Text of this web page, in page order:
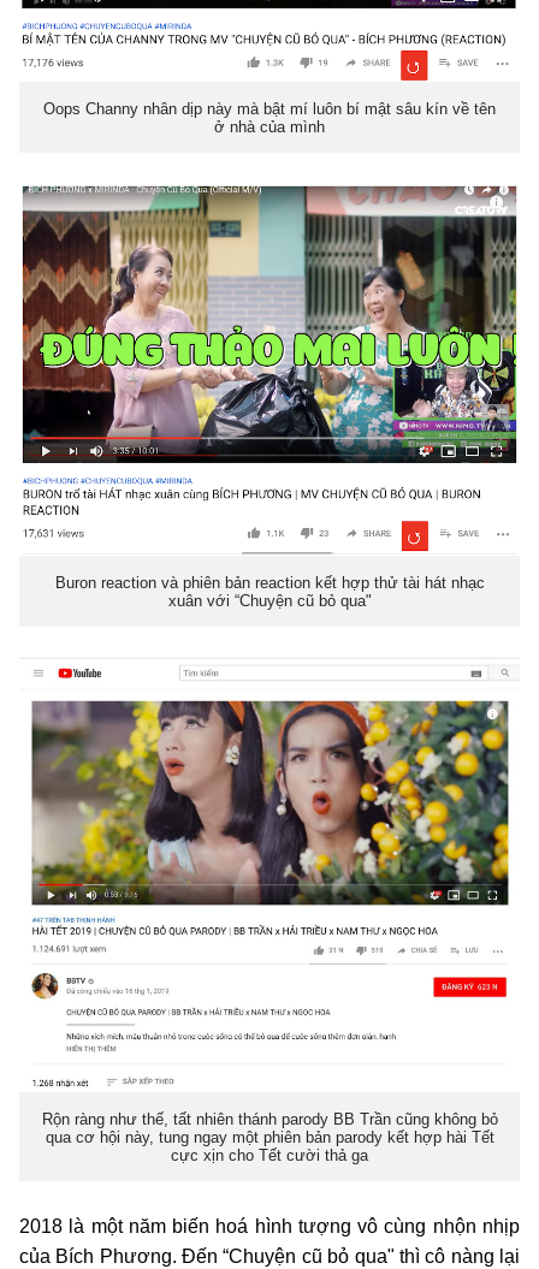
Oops Channy nhân dịp này mà bật mí luôn bí mật sâu kín về tên
ở nhà của mình
Buron reaction và phiên bản reaction kết hợp thử tài hát nhạc
xuân với “Chuyện cũ bỏ qua"
Rộn ràng như thế, tất nhiên thánh parody BB Trần cũng không bỏ
qua cơ hội này, tung ngay một phiên bản parody kết hợp hài Tết
cực xịn cho Tết cười thả ga
2018 là một năm biến hoá hình tượng vô cùng nhộn nhịp
của Bích Phương. Đến “Chuyện cũ bỏ qua" thì cô nàng lại